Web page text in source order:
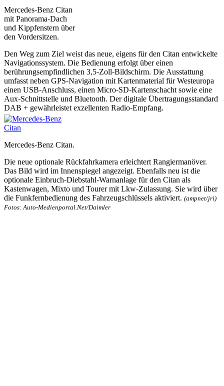
Mercedes-Benz Citan
mit Panorama-Dach
und Kippfenstern über
den Vordersitzen.
Den Weg zum Ziel weist das neue, eigens für den Citan entwickelte
Navigationssystem. Die Bedienung erfolgt über einen
berührungsempfindlichen 3,5-Zoll-Bildschirm. Die Ausstattung
umfasst neben GPS-Navigation mit Kartenmaterial für Westeuropa
einen USB-Anschluss, einen Micro-SD-Kartenschacht sowie eine
Aux-Schnittstelle und Bluetooth. Der digitale Übertragungsstandard
DAB + gewährleistet exzellenten Radio-Empfang.
Mercedes-Benz Citan.
Die neue optionale Rückfahrkamera erleichtert Rangiermanöver.
Das Bild wird im Innenspiegel angezeigt. Ebenfalls neu ist die
optionale Einbruch-Diebstahl-Warnanlage für den Citan als
Kastenwagen, Mixto und Tourer mit Lkw-Zulassung. Sie wird über
die Funkfernbedienung des Fahrzeugschlüssels aktiviert. (ampnet/jri)
Fotos: Auto-Medienportal.Net/Daimler